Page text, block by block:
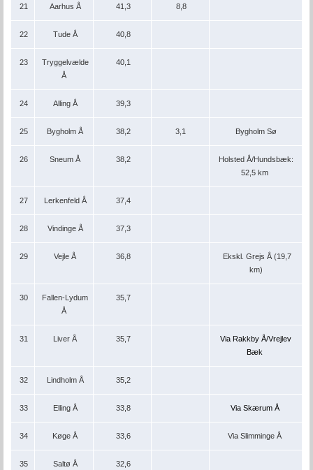
21 Aarhus Å 41,3 8,8
22 Tude Å 40,8
23
Tryggelvælde
Å
40,1
24 Alling Å 39,3
25 Bygholm Å 38,2 3,1 Bygholm Sø
26 Sneum Å 38,2
Holsted Å/Hundsbæk:
52,5 km
27 Lerkenfeld Å 37,4
28 Vindinge Å 37,3
29 Vejle Å 36,8
Ekskl. Grejs Å (19,7
km)
30
Fallen-Lydum
Å
35,7
31 Liver Å 35,7
Via Rakkby Å/Vrejlev
Bæk
32 Lindholm Å 35,2
33 Elling Å 33,8 Via Skærum Å
34 Køge Å 33,6 Via Slimminge Å
35 Saltø Å 32,6